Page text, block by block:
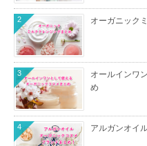
オーガニック
2
オールインワ
め
3
アルガンオイ
4